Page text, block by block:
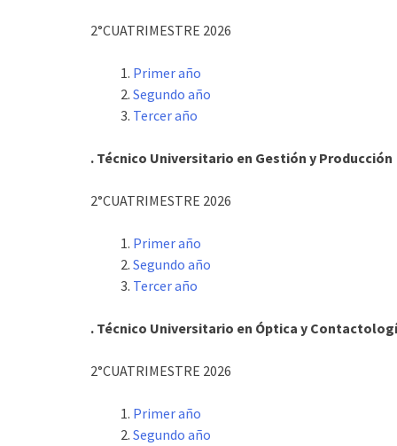
2°CUATRIMESTRE 2026
Primer año
Segundo año
Tercer año
. Técnico Universitario en Gestión y Producción
2°CUATRIMESTRE 2026
Primer año
Segundo año
Tercer año
. Técnico Universitario en Óptica y
2°CUATRIMESTRE 2026
Primer año
Segundo año